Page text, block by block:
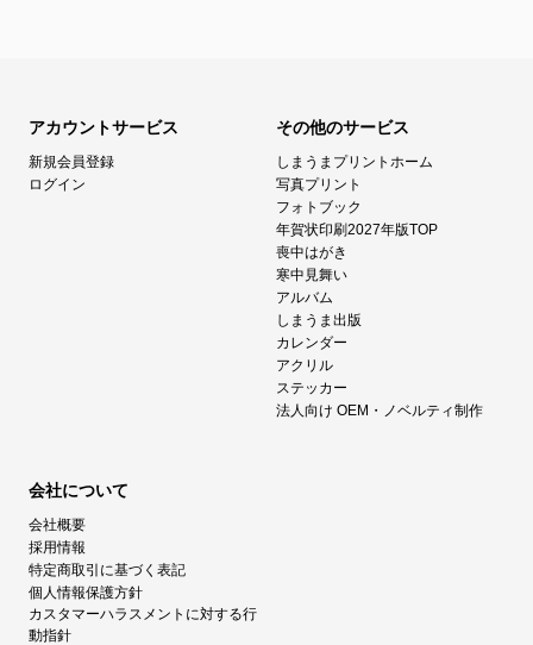
アカウントサービス
新規会員登録
ログイン
その他のサービス
しまうまプリントホーム
写真プリント
フォトブック
年賀状印刷2027年版TOP
喪中はがき
寒中見舞い
アルバム
しまうま出版
カレンダー
アクリル
ステッカー
法人向け OEM・ノベルティ制作
会社について
会社概要
採用情報
特定商取引に基づく表記
個人情報保護方針
カスタマーハラスメントに対する行
動指針